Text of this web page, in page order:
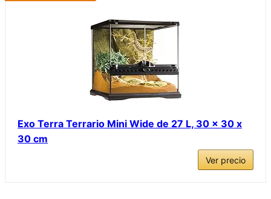
Exo Terra Terrario Mini Wide de 27 L, 30 x 30 x
30 cm
Ver precio